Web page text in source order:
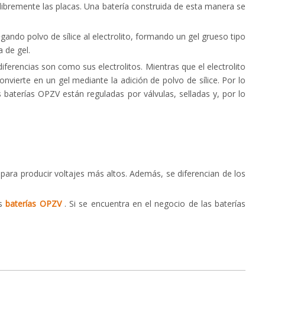
las placas. Una batería construida de esta manera se
polvo de sílice al electrolito, formando un gel grueso tipo
de gel.
son como sus electrolitos. Mientras que el electrolito
en un gel mediante la adición de polvo de sílice. Por lo
OPZV están reguladas por válvulas, selladas y, por lo
producir voltajes más altos. Además, se diferencian de los
baterías OPZV . Si se encuentra en el negocio de las baterías